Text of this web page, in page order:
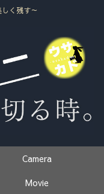
く残す～
Camera
Movie